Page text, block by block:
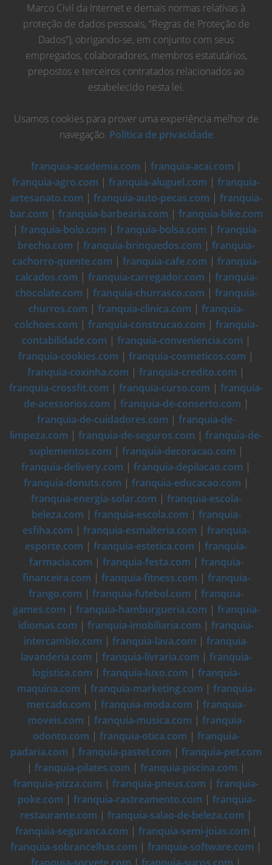
Marco Civil da Internet e demais normas relativas à
proteção de dados pessoais, “Regras de Proteção de
Dados”), obrigando-se, em conjunto com seus
empregados, colaboradores, membros estatutários,
prepostos e terceiros contratados relacionados ao
estabelecido nesta lei.
Usamos cookies para prover uma experiência melhor de
navegação. Política de privacidade
franquia-academia.com | franquia-acai.com |
franquia-agro.com | franquia-aluguel.com | franquia-
artesanato.com | franquia-auto-pecas.com | franquia-
bar.com | franquia-barbearia.com | franquia-bike.com
| franquia-bolo.com | franquia-bolsa.com | franquia-
brecho.com | franquia-brinquedos.com | franquia-
cachorro-quente.com | franquia-cafe.com | franquia-
calcados.com | franquia-carregador.com | franquia-
chocolate.com | franquia-churrasco.com | franquia-
churros.com | franquia-clinica.com | franquia-
colchoes.com | franquia-construcao.com | franquia-
contabilidade.com | franquia-conveniencia.com |
franquia-cookies.com | franquia-cosmeticos.com |
franquia-coxinha.com | franquia-credito.com |
franquia-crossfit.com | franquia-curso.com | franquia-
de-acessorios.com | franquia-de-conserto.com |
franquia-de-cuidadores.com | franquia-de-
limpeza.com | franquia-de-seguros.com | franquia-de-
suplementos.com | franquia-decoracao.com |
franquia-delivery.com | franquia-depilacao.com |
franquia-donuts.com | franquia-educacao.com |
franquia-energia-solar.com | franquia-escola-
beleza.com | franquia-escola.com | franquia-
esfiha.com | franquia-esmalteria.com | franquia-
esporte.com | franquia-estetica.com | franquia-
farmacia.com | franquia-festa.com | franquia-
financeira.com | franquia-fitness.com | franquia-
frango.com | franquia-futebol.com | franquia-
games.com | franquia-hamburgueria.com | franquia-
idiomas.com | franquia-imobiliaria.com | franquia-
intercambio.com | franquia-lava.com | franquia-
lavanderia.com | franquia-livraria.com | franquia-
logistica.com | franquia-luxo.com | franquia-
maquina.com | franquia-marketing.com | franquia-
mercado.com | franquia-moda.com | franquia-
moveis.com | franquia-musica.com | franquia-
odonto.com | franquia-otica.com | franquia-
padaria.com | franquia-pastel.com | franquia-pet.com
| franquia-pilates.com | franquia-piscina.com |
franquia-pizza.com | franquia-pneus.com | franquia-
poke.com | franquia-rastreamento.com | franquia-
restaurante.com | franquia-salao-de-beleza.com |
franquia-seguranca.com | franquia-semi-joias.com |
franquia-sobrancelhas.com | franquia-software.com |
franquia-sorvete.com | franquia-sucos.com |